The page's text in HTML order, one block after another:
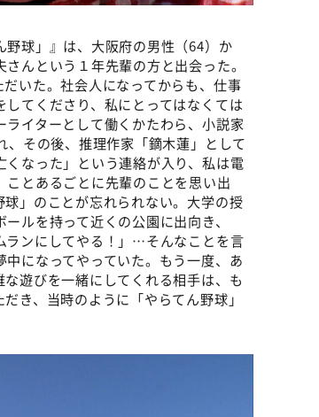
球」』は、大阪府の男性（64）か
んという１年先輩の方と出会った。
いた。社会人になってからも、仕事
てくださり、私にとってはなくては
イターとして働くかたわら、小説家
その後、推理作家「鏑木蓮」として
なった」という連絡が入り、私は電
とあるごとに先輩のことを思い出
」のことが忘れられない。大学の授
ルを持って近くの公園に出向き、
ランにしてやる！」…そんなことを言
になってやっていた。もう一度、あ
遊びを一緒にしてくれる相手は、も
き、当時のように「やらてん野球」